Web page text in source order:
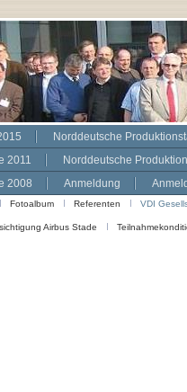
Norddeutsche
2011
Norddeutsche
2008
Anmeldung
Fotoalbum Referenten VDI
Airbus Stade